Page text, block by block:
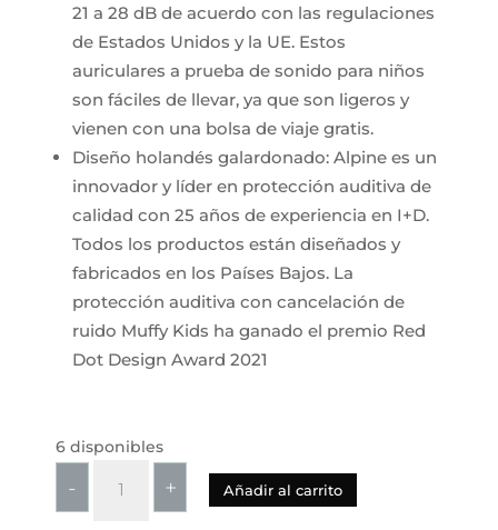
21 a 28 dB de acuerdo con las regulaciones
de Estados Unidos y la UE. Estos
auriculares a prueba de sonido para niños
son fáciles de llevar, ya que son ligeros y
vienen con una bolsa de viaje gratis.
Diseño holandés galardonado: Alpine es un
innovador y líder en protección auditiva de
calidad con 25 años de experiencia en I+D.
Todos los productos están diseñados y
fabricados en los Países Bajos. La
protección auditiva con cancelación de
ruido Muffy Kids ha ganado el premio Red
Dot Design Award 2021
6 disponibles
-
Muffy
+ Añadir al carrito